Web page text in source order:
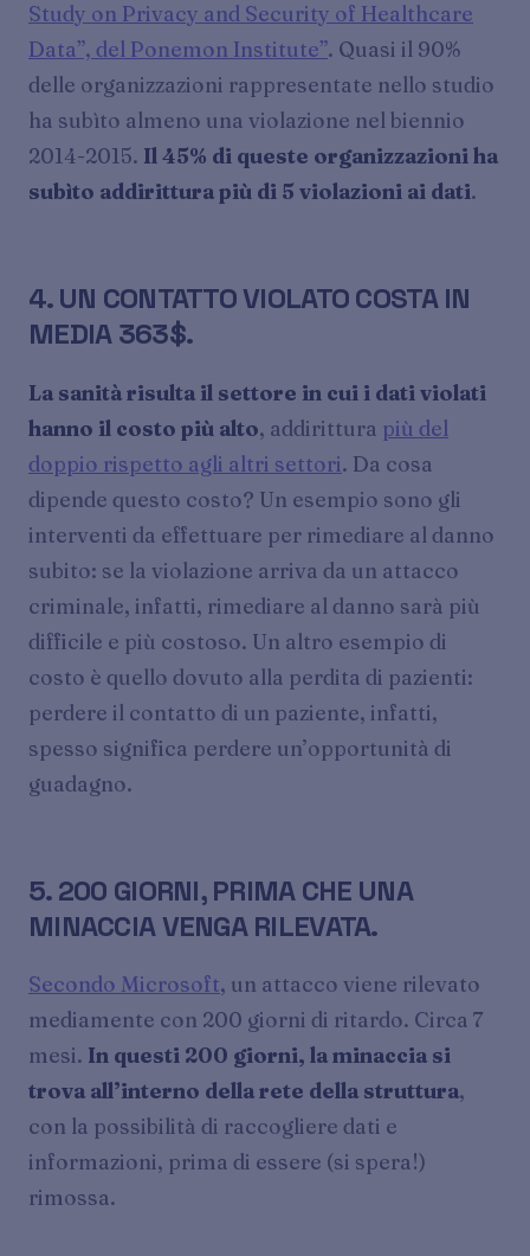
Study on Privacy and Security of Healthcare
Data”, del Ponemon Institute”. Quasi il 90%
delle organizzazioni rappresentate nello studio
ha subìto almeno una violazione nel biennio
2014-2015. Il 45% di queste organizzazioni ha
subìto addirittura più di 5 violazioni ai dati.
4. UN CONTATTO VIOLATO COSTA IN
MEDIA 363$.
La sanità risulta il settore in cui i dati violati
hanno il costo più alto, addirittura più del
doppio rispetto agli altri settori. Da cosa
dipende questo costo? Un esempio sono gli
interventi da effettuare per rimediare al danno
subito: se la violazione arriva da un attacco
criminale, infatti, rimediare al danno sarà più
difficile e più costoso. Un altro esempio di
costo è quello dovuto alla perdita di pazienti:
perdere il contatto di un paziente, infatti,
spesso significa perdere un’opportunità di
guadagno.
5. 200 GIORNI, PRIMA CHE UNA
MINACCIA VENGA RILEVATA.
Secondo Microsoft, un attacco viene rilevato
mediamente con 200 giorni di ritardo. Circa 7
mesi. In questi 200 giorni, la minaccia si
trova all’interno della rete della struttura,
con la possibilità di raccogliere dati e
informazioni, prima di essere (si spera!)
rimossa.